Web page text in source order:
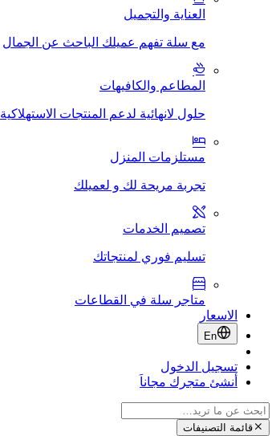
العناية والتجميل
مع سلة تفهم عميلك الباحث عن الجمال
المطاعم والكافيهات
حلول لانهائية لدعم المنتجات الاستهلاكية
مستلزمات المنزل
تجربة مريحة لك و لعميلك
تصميم الخدمات
تسليم فوري لمنتجاتك
متاجر سلة في القطاعات
الاسعار
En
تسجيل الدخول
أنشئ متجرك مجاناَ
قائمة التصنيفات